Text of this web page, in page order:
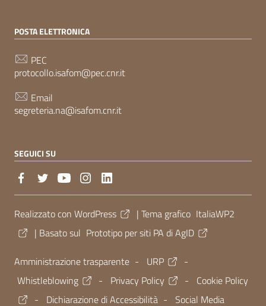
POSTA ELETTRONICA
PEC
protocollo.isafom@pec.cnr.it
Email
segreteria.na@isafom.cnr.it
SEGUICI SU
Sezione Link Utili
Realizzato con WordPress | Tema grafico ItaliaWP2
| Basato sul Prototipo per siti PA di AgID
Amministrazione trasparente - URP
-
Whistleblowing
- Privacy Policy -
Cookie Policy
-
Dichiarazione di Accessibilità - Social Media